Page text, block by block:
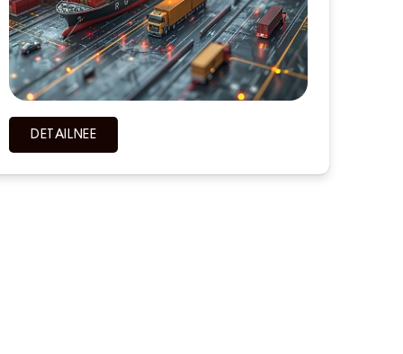
DETAILNEЕ